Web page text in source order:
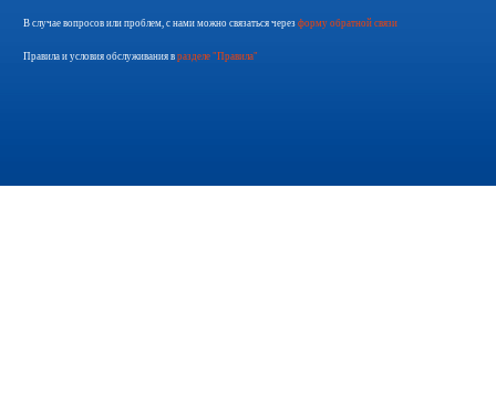
В случае вопросов или проблем, с нами можно связаться через форму обратной связи
Правила и условия обслуживания в разделе "Правила"